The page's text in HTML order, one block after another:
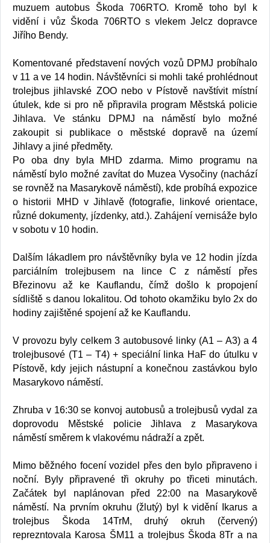
muzuem autobus Škoda 706RTO. Kromě toho byl k
vidění i vůz Škoda 706RTO s vlekem Jelcz dopravce
Jiřího Bendy.
Komentované představení nových vozů DPMJ probíhalo
v 11 a ve 14 hodin. Návštěvníci si mohli také prohlédnout
trolejbus jihlavské ZOO nebo v Pístově navštívit místní
útulek, kde si pro ně připravila program Městská policie
Jihlava. Ve stánku DPMJ na náměstí bylo možné
zakoupit si publikace o městské dopravě na území
Jihlavy a jiné předměty.
Po oba dny byla MHD zdarma. Mimo programu na
náměstí bylo možné zavítat do Muzea Vysočiny (nachází
se rovněž na Masarykově náměstí), kde probíhá expozice
o historii MHD v Jihlavě (fotografie, linkové orientace,
různé dokumenty, jízdenky, atd.). Zahájení vernisáže bylo
v sobotu v 10 hodin.
Dalším lákadlem pro návštěvníky byla ve 12 hodin jízda
parciálním trolejbusem na lince C z náměstí přes
Březinovu až ke Kauflandu, čímž došlo k propojení
sídliště s danou lokalitou. Od tohoto okamžiku bylo 2x do
hodiny zajištěné spojení až ke Kauflandu.
V provozu byly celkem 3 autobusové linky (A1 – A3) a 4
trolejbusové (T1 – T4) + speciální linka HaF do útulku v
Pístově, kdy jejich nástupní a konečnou zastávkou bylo
Masarykovo náměstí.
Zhruba v 16:30 se konvoj autobusů a trolejbusů vydal za
doprovodu Městské policie Jihlava z Masarykova
náměstí směrem k vlakovému nádraží a zpět.
Mimo běžného focení vozidel přes den bylo připraveno i
noční. Byly připravené tři okruhy po třiceti minutách.
Začátek byl naplánovan před 22:00 na Masarykově
náměstí. Na prvním okruhu (žlutý) byl k vidění Ikarus a
trolejbus Škoda 14TrM, druhý okruh (červený)
reprezntovala Karosa ŠM11 a trolejbus Škoda 8Tr a na